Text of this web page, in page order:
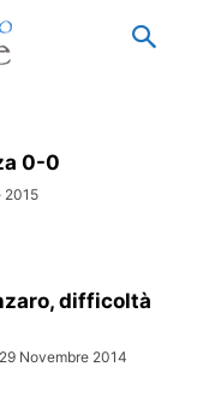
0-0
2015
difficoltà
29 Novembre 2014